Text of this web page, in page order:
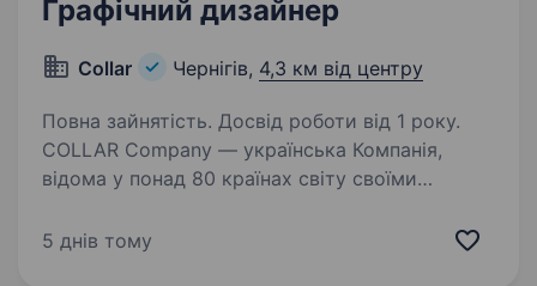
Графічний дизайнер
Collar Чернігів, 4,3 км від центру
Повна зайнятість. Досвід роботи від 1 року.
COLLAR Company — українська Компанія,
відома у понад 80 країнах світу своїми
улюбленців. Ми постійно розвиваємося,
5 днів тому